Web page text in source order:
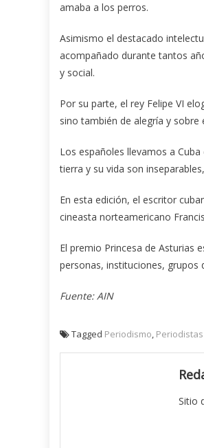
amaba a los perros.
Asimismo el destacado
acompañado durante tantos
y social.
Por su parte, el rey Felipe VI
sino también de alegría y sobre
Los españoles llevamos a
tierra y su vida son
En esta edición, el escritor
cineasta norteamericano
El premio Princesa de Asturias
personas, instituciones, grupos
Fuente: AIN
Tagged Periodismo, Periodistas
Sitio